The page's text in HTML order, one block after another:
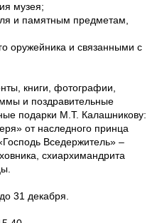
музея;
и памятным предметам,
оружейника и связанными с
книги, фотографии,
и поздравительные
подарки М.Т. Калашникову:
от наследного принца
Вседержитель» –
схиархимандрита
31 декабря.